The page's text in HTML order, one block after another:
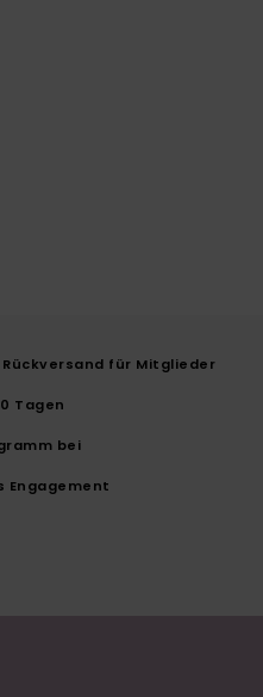
für Mitglieder
Tagen
bei
Engagement